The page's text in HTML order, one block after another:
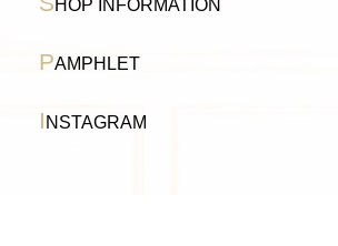
HOP INFORMATION
PAMPHLET
I NSTAGRAM